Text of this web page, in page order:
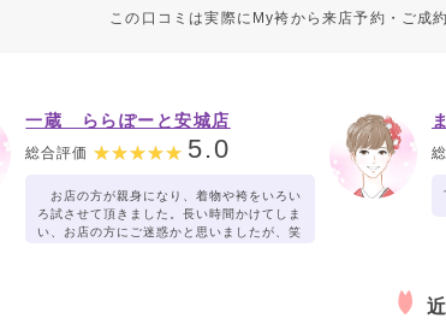
この口コミは実際にMy袴から来店予約・ご成
一蔵 ららぽーと安城店
総合評価 5.0
お店の方が親身になり、着物や袴をいろい
ろ試させて頂きました。長い時間かけてしま
い、お店の方にご迷惑かと思いましたが、笑